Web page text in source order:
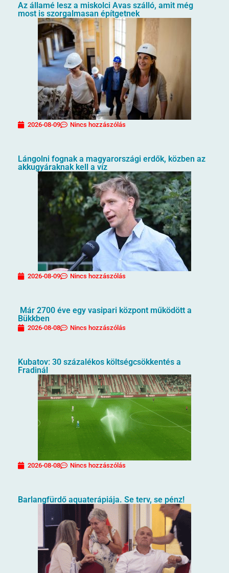
Az államé lesz a miskolci Avas szálló, amit még
most is szorgalmasan építgetnek
2026-08-09 Nincs hozzászólás
Lángolni fognak a magyarországi erdők, közben az
akkugyáraknak kell a víz
2026-08-09 Nincs hozzászólás
Már 2700 éve egy vasipari központ működött a
Bükkben
2026-08-08 Nincs hozzászólás
Kubatov: 30 százalékos költségcsökkentés a
Fradinál
2026-08-08 Nincs hozzászólás
Barlangfürdő aquaterápiája. Se terv, se pénz!